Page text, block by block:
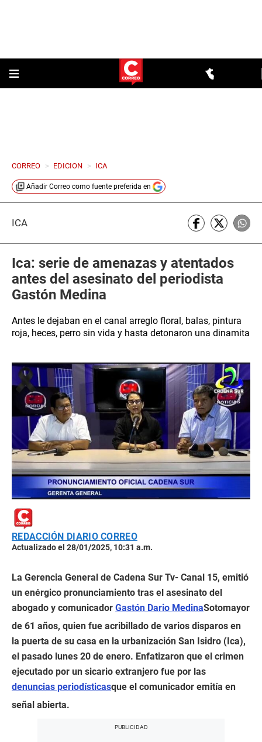
CORREO > EDICION > ICA
Añadir Correo como fuente preferida en
ICA
Ica: serie de amenazas y atentados
antes del asesinato del periodista
Gastón Medina
Antes le dejaban en el canal arreglo floral, balas, pintura
roja, heces, perro sin vida y hasta detonaron una dinamita
REDACCIÓN DIARIO CORREO
Actualizado el 28/01/2025, 10:31 a.m.
La Gerencia General de Cadena Sur Tv- Canal 15, emitió
un enérgico pronunciamiento tras el asesinato del
abogado y comunicador Gastón Dario MedinaSotomayor
de 61 años, quien fue acribillado de varios disparos en
la puerta de su casa en la urbanización San Isidro (Ica),
el pasado lunes 20 de enero. Enfatizaron que el crimen
ejecutado por un sicario extranjero fue por las
denuncias periodísticasque el comunicador emitía en
señal abierta.